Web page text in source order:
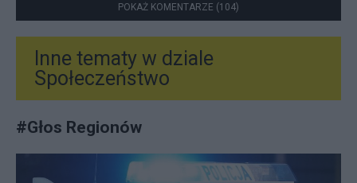
POKAŻ KOMENTARZE (104)
Inne tematy w dziale
Społeczeństwo
#Głos Regionów